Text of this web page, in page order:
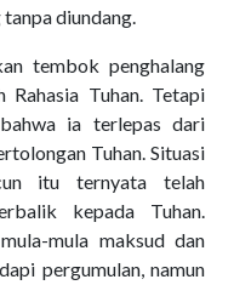
diundang.
tembok penghalang
Rahasia Tuhan. Tetapi
ia terlepas dari
Tuhan. Situasi
itu ternyata telah
kepada Tuhan.
mula maksud dan
pergumulan, namun